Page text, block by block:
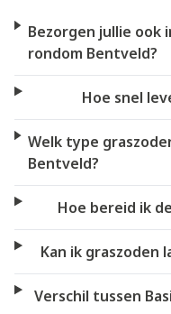
Bezorgen jullie ook
rondom Bentveld?
Hoe snel
Welk type
Bentveld?
Hoe bereid ik
Kan ik graszoden
Verschil tussen